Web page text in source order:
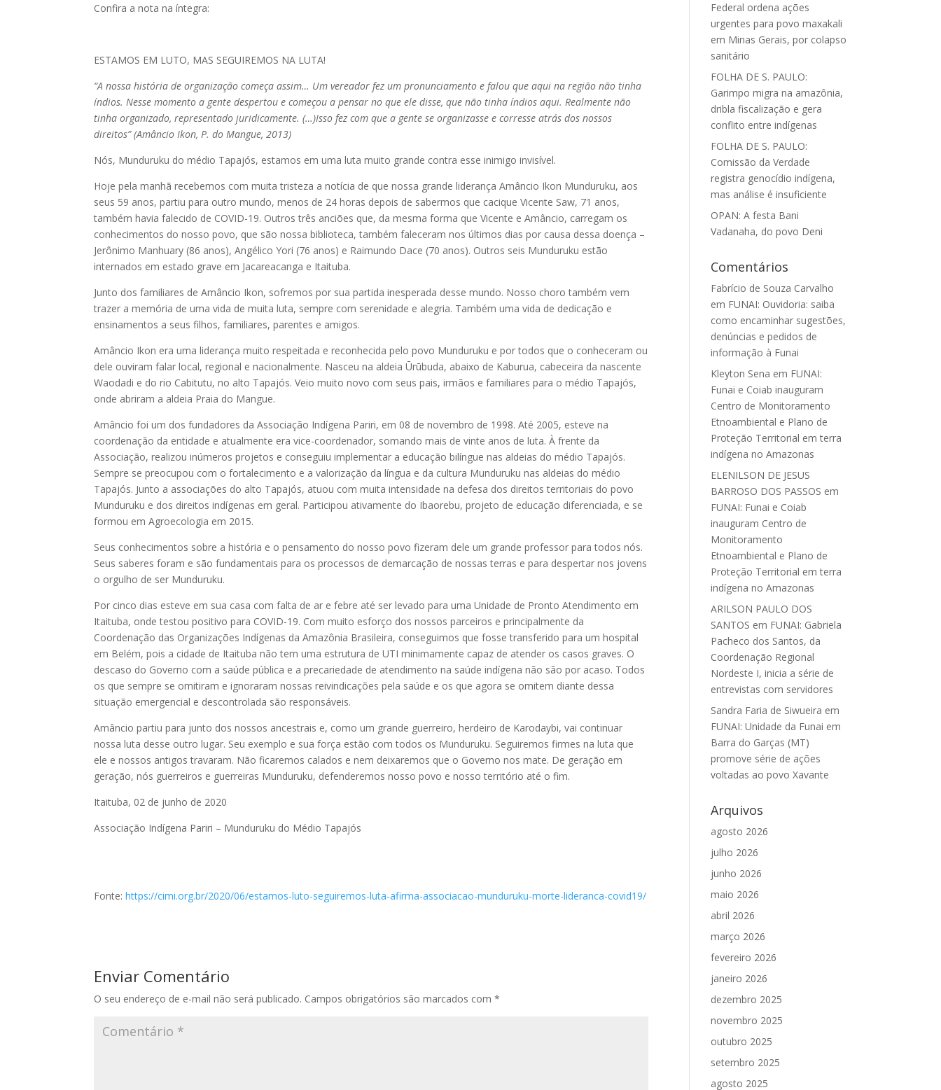
Confira a nota na íntegra:
ESTAMOS EM LUTO, MAS SEGUIREMOS NA LUTA!
“A nossa história de organização começa assim… Um vereador fez um pronunciamento e falou que aqui na região não tinha
índios. Nesse momento a gente despertou e começou a pensar no que ele disse, que não tinha índios aqui. Realmente não
tinha organizado, representado juridicamente. (…)Isso fez com que a gente se organizasse e corresse atrás dos nossos
direitos” (Amâncio Ikon, P. do Mangue, 2013)
Nós, Munduruku do médio Tapajós, estamos em uma luta muito grande contra esse inimigo invisível.
Hoje pela manhã recebemos com muita tristeza a notícia de que nossa grande liderança Amâncio Ikon Munduruku, aos
seus 59 anos, partiu para outro mundo, menos de 24 horas depois de sabermos que cacique Vicente Saw, 71 anos,
também havia falecido de COVID-19. Outros três anciões que, da mesma forma que Vicente e Amâncio, carregam os
conhecimentos do nosso povo, que são nossa biblioteca, também faleceram nos últimos dias por causa dessa doença –
Jerônimo Manhuary (86 anos), Angélico Yori (76 anos) e Raimundo Dace (70 anos). Outros seis Munduruku estão
internados em estado grave em Jacareacanga e Itaituba.
Junto dos familiares de Amâncio Ikon, sofremos por sua partida inesperada desse mundo. Nosso choro também vem
trazer a memória de uma vida de muita luta, sempre com serenidade e alegria. Também uma vida de dedicação e
ensinamentos a seus filhos, familiares, parentes e amigos.
Amâncio Ikon era uma liderança muito respeitada e reconhecida pelo povo Munduruku e por todos que o conheceram ou
dele ouviram falar local, regional e nacionalmente. Nasceu na aldeia Ūrūbuda, abaixo de Kaburua, cabeceira da nascente
Waodadi e do rio Cabitutu, no alto Tapajós. Veio muito novo com seus pais, irmãos e familiares para o médio Tapajós,
onde abriram a aldeia Praia do Mangue.
Amâncio foi um dos fundadores da Associação Indígena Pariri, em 08 de novembro de 1998. Até 2005, esteve na
coordenação da entidade e atualmente era vice-coordenador, somando mais de vinte anos de luta. À frente da
Associação, realizou inúmeros projetos e conseguiu implementar a educação bilíngue nas aldeias do médio Tapajós.
Sempre se preocupou com o fortalecimento e a valorização da língua e da cultura Munduruku nas aldeias do médio
Tapajós. Junto a associações do alto Tapajós, atuou com muita intensidade na defesa dos direitos territoriais do povo
Munduruku e dos direitos indígenas em geral. Participou ativamente do Ibaorebu, projeto de educação diferenciada, e se
formou em Agroecologia em 2015.
Seus conhecimentos sobre a história e o pensamento do nosso povo fizeram dele um grande professor para todos nós.
Seus saberes foram e são fundamentais para os processos de demarcação de nossas terras e para despertar nos jovens
o orgulho de ser Munduruku.
Por cinco dias esteve em sua casa com falta de ar e febre até ser levado para uma Unidade de Pronto Atendimento em
Itaituba, onde testou positivo para COVID-19. Com muito esforço dos nossos parceiros e principalmente da
Coordenação das Organizações Indígenas da Amazônia Brasileira, conseguimos que fosse transferido para um hospital
em Belém, pois a cidade de Itaituba não tem uma estrutura de UTI minimamente capaz de atender os casos graves. O
descaso do Governo com a saúde pública e a precariedade de atendimento na saúde indígena não são por acaso. Todos
os que sempre se omitiram e ignoraram nossas reivindicações pela saúde e os que agora se omitem diante dessa
situação emergencial e descontrolada são responsáveis.
Amâncio partiu para junto dos nossos ancestrais e, como um grande guerreiro, herdeiro de Karodaybi, vai continuar
nossa luta desse outro lugar. Seu exemplo e sua força estão com todos os Munduruku. Seguiremos firmes na luta que
ele e nossos antigos travaram. Não ficaremos calados e nem deixaremos que o Governo nos mate. De geração em
geração, nós guerreiros e guerreiras Munduruku, defenderemos nosso povo e nosso território até o fim.
Itaituba, 02 de junho de 2020
Associação Indígena Pariri – Munduruku do Médio Tapajós
Fonte:https://cimi.org.br/2020/06/estamos-luto-seguiremos-luta-afirma-associacao-munduruku-morte-lideranca-covid19/
Enviar Comentário
O seu endereço de e-mail não será publicado. Campos obrigatórios são marcados com*
Federal ordena ações
urgentes para povo maxakali
em Minas Gerais, por colapso
sanitário
FOLHA DE S. PAULO:
Garimpo migra na amazônia,
dribla fiscalização e gera
conflito entre indígenas
FOLHA DE S. PAULO:
Comissão da Verdade
registra genocídio indígena,
mas análise é insuficiente
OPAN: A festa Bani
Vadanaha, do povo Deni
Comentários
Fabrício de Souza Carvalho
em FUNAI: Ouvidoria: saiba
como encaminhar sugestões,
denúncias e pedidos de
informação à Funai
Kleyton Sena em FUNAI:
Funai e Coiab inauguram
Centro de Monitoramento
Etnoambiental e Plano de
Proteção Territorial em terra
indígena no Amazonas
ELENILSON DE JESUS
BARROSO DOS PASSOS em
FUNAI: Funai e Coiab
inauguram Centro de
Monitoramento
Etnoambiental e Plano de
Proteção Territorial em terra
indígena no Amazonas
ARILSON PAULO DOS
SANTOS em FUNAI: Gabriela
Pacheco dos Santos, da
Coordenação Regional
Nordeste I, inicia a série de
entrevistas com servidores
Sandra Faria de Siwueira em
FUNAI: Unidade da Funai em
Barra do Garças (MT)
promove série de ações
voltadas ao povo Xavante
Arquivos
agosto 2026
julho 2026
junho 2026
maio 2026
abril 2026
março 2026
fevereiro 2026
janeiro 2026
dezembro 2025
novembro 2025
outubro 2025
setembro 2025
agosto 2025